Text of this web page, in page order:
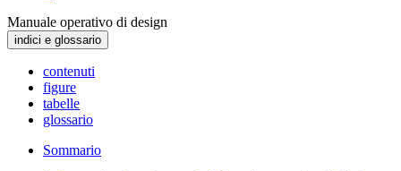
Manuale operativo di design
indici e glossario
contenuti
figure
tabelle
glossario
Sommario